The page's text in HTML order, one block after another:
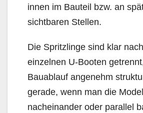
innen im Bauteil bzw. an
sichtbaren Stellen.
Die Spritzlinge sind klar
einzelnen U-Booten
Bauablauf angenehm
gerade, wenn man die
nacheinander oder parallel